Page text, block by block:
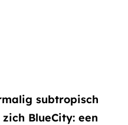
subtropisch
BlueCity: een